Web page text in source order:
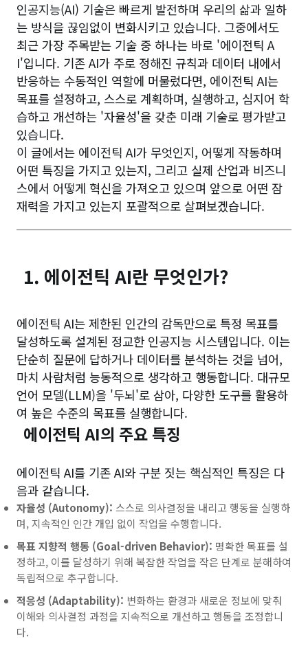
인공지능(AI) 기술은 빠르게 발전하며 우리의 삶과 일하
는 방식을 끊임없이 변화시키고 있습니다. 그중에서도
최근 가장 주목받는 기술 중 하나는 바로 '에이전틱 A
I'입니다. 기존 AI가 주로 정해진 규칙과 데이터 내에서
반응하는 수동적인 역할에 머물렀다면, 에이전틱 AI는
목표를 설정하고, 스스로 계획하며, 실행하고, 심지어 학
습하고 개선하는 '자율성'을 갖춘 미래 기술로 평가받고
있습니다.
이 글에서는 에이전틱 AI가 무엇인지, 어떻게 작동하며
어떤 특징을 가지고 있는지, 그리고 실제 산업과 비즈니
스에서 어떻게 혁신을 가져오고 있으며 앞으로 어떤 잠
재력을 가지고 있는지 포괄적으로 살펴보겠습니다.
1. 에이전틱 AI란 무엇인가?
에이전틱 AI는 제한된 인간의 감독만으로 특정 목표를
달성하도록 설계된 정교한 인공지능 시스템입니다. 이는
단순히 질문에 답하거나 데이터를 분석하는 것을 넘어,
마치 사람처럼 능동적으로 생각하고 행동합니다. 대규모
언어 모델(LLM)을 '두뇌'로 삼아, 다양한 도구를 활용하
여 높은 수준의 목표를 실행합니다.
에이전틱 AI의 주요 특징
에이전틱 AI를 기존 AI와 구분 짓는 핵심적인 특징은 다
음과 같습니다.
자율성 (Autonomy): 스스로 의사결정을 내리고 행동을 실행하
며, 지속적인 인간 개입 없이 작업을 수행합니다.
목표 지향적 행동 (Goal-driven Behavior): 명확한 목표를 설
정하고, 이를 달성하기 위해 복잡한 작업을 작은 단계로 분해하여
독립적으로 추구합니다.
적응성 (Adaptability): 변화하는 환경과 새로운 정보에 맞춰
이해와 의사결정 과정을 지속적으로 개선하고 행동을 조정합니
다.